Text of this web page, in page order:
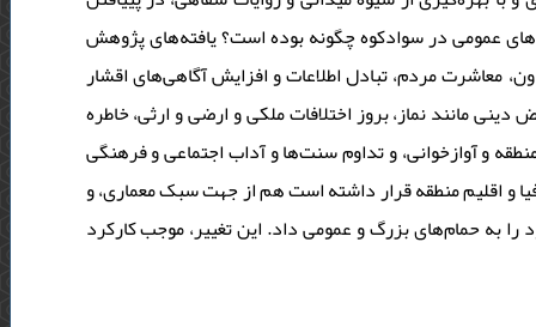
عمومی در سوادکوه چگونه بوده است؟ یافته‌های پژوهش
معاشرت مردم، تبادل اطلاعات و افزایش آگاهی‌های اقشار
مانند نماز، بروز اختلافات ملکی و ارضی و ارثی، خاطره
و آوازخوانی، و تداوم سنت‌ها و آداب اجتماعی و فرهنگی
و اقلیم منطقه قرار داشته است هم از جهت سبک معماری، و
به حمام‌های بزرگ و عمومی داد. این تغییر، موجب کارکرد